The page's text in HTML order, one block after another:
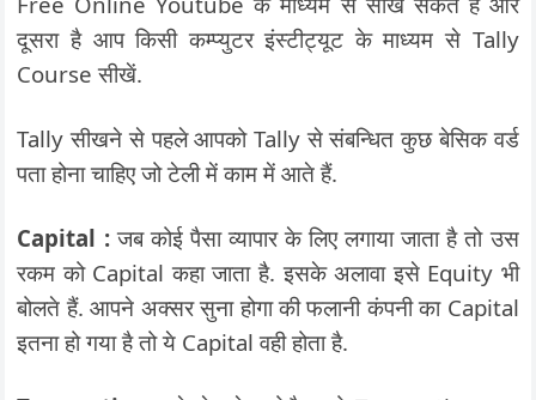
दूसरा है आप किसी कम्प्युटर इंस्टीट्यूट के माध्यम से Tally
Course सीखें.
Tally सीखने से पहले आपको Tally से संबन्धित कुछ बेसिक वर्ड
पता होना चाहिए जो टेली में काम में आते हैं.
Capital :जब कोई पैसा व्यापार के लिए लगाया जाता है तो उस
रकम को Capital कहा जाता है. इसके अलावा इसे Equity भी
बोलते हैं. आपने अक्सर सुना होगा की फलानी कंपनी का Capital
इतना हो गया है तो ये Capital वही होता है.